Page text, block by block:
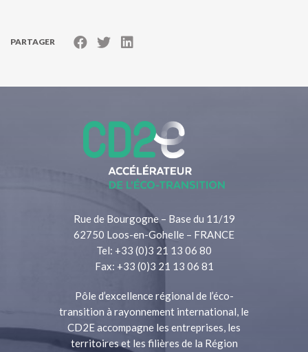
PARTAGER
Rue de Bourgogne – Base du 11/19
62750 Loos-en-Gohelle – FRANCE
Tel: +33 (0)3 21 13 06 80
Fax: +33 (0)3 21 13 06 81
Pôle d’excellence régional de l’éco-
transition à rayonnement international, le
CD2E accompagne les entreprises, les
territoires et les filières de la Région